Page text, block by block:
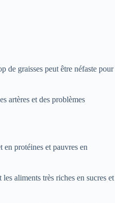
de graisses peut être néfaste pour
artères et des problèmes
en protéines et pauvres en
aliments très riches en sucres et